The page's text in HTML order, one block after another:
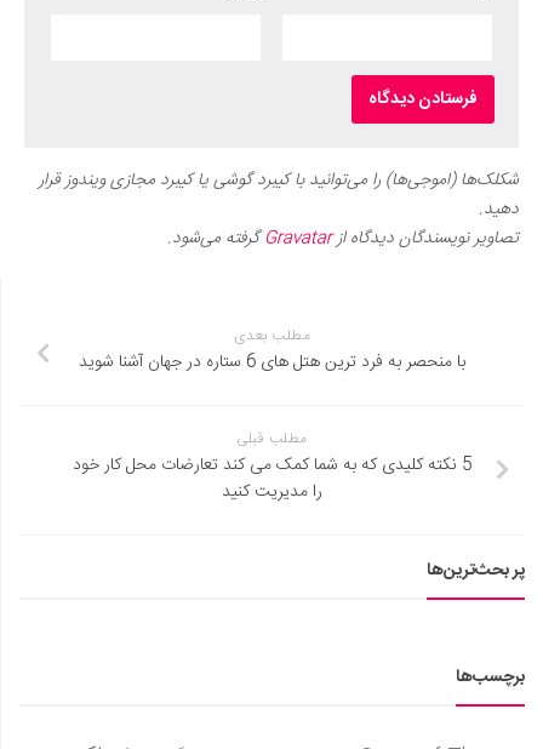
شکلک‌ها (اموجی‌ها) را می‌توانید با کیبرد گوشی یا کیبرد مجازی ویندوز قرار
دهید.
تصاویر نویسندگان دیدگاه ازGravatarگرفته می‌شود.
مطلب بعدی
با منحصر به فرد ترین هتل های 6 ستاره در جهان آشنا شوید
مطلب قبلی
5 نکته کلیدی که به شما کمک می کند تعارضات محل کار خود
را مدیریت کنید
پر بحث‌ترین‌ها
برچسب‌ها